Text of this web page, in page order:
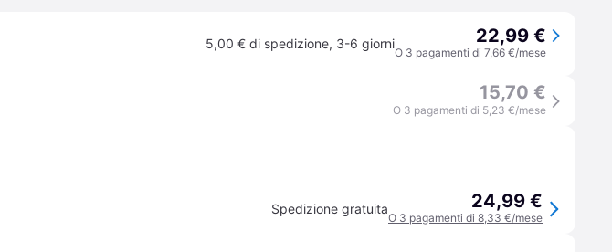
5,00 € di spedizione, 3-6 giorni 22,99 €
O 3 pagamenti di 7,66 €/mese
15,70 €
O 3 pagamenti di 5,23 €/mese
Spedizione gratuita 24,99 €
O 3 pagamenti di 8,33 €/mese